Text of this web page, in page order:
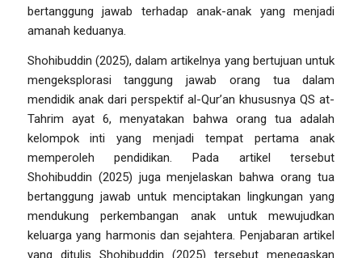
bertanggung jawab terhadap anak-anak yang menjadi
amanah keduanya.
Shohibuddin (2025), dalam artikelnya yang bertujuan untuk
mengeksplorasi tanggung jawab orang tua dalam
mendidik anak dari perspektif al-Qur’an khususnya QS at-
Tahrim ayat 6, menyatakan bahwa orang tua adalah
kelompok inti yang menjadi tempat pertama anak
memperoleh pendidikan. Pada artikel tersebut
Shohibuddin (2025) juga menjelaskan bahwa orang tua
bertanggung jawab untuk menciptakan lingkungan yang
mendukung perkembangan anak untuk mewujudkan
keluarga yang harmonis dan sejahtera. Penjabaran artikel
yang ditulis Shohibuddin (2025) tersebut menegaskan